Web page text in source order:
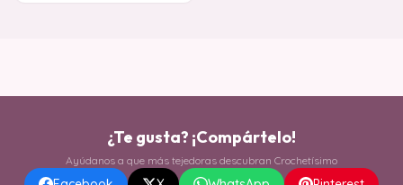
¿Te gusta? ¡Compártelo!
Ayúdanos a que más tejedoras descubran Crochetísimo